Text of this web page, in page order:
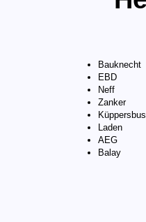
Bauknecht
EBD
Neff
Zanker
Laden
AEG
Balay